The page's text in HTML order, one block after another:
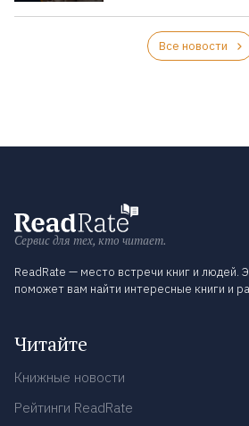
Все новости
Сервис для тех, кто читает.
ReadRate — место встречи книг и людей.
поможет вам найти интересные книги и
Читайте
Книжные новости
Рейтинги ReadRate